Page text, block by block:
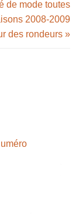
de mode toutes
2008-2009
des rondeurs »